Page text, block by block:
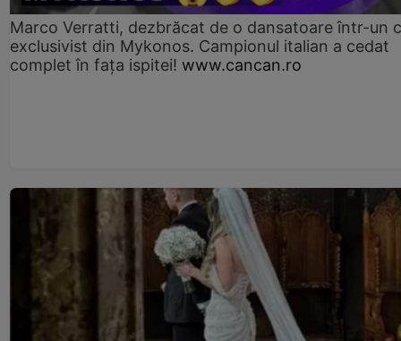
Marco Verratti, dezbrăcat de o dansatoare într-un
exclusivist din Mykonos. Campionul italian a cedat
complet în fața ispitei! www.cancan.ro